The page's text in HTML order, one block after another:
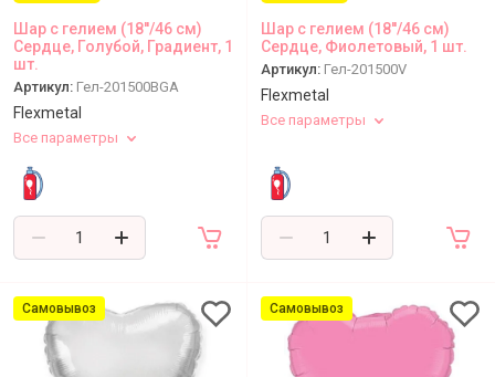
Шар с гелием (18''/46 см)
Сердце, Голубой, Градиент, 1
шт.
Артикул: Гел-201500BGA
Flexmetal
Все параметры
Шар с гелием (18''/46 см)
Сердце, Фиолетовый, 1 шт.
Артикул: Гел-201500V
Flexmetal
Все параметры
Самовывоз Самовывоз